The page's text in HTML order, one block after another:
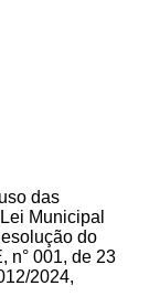
das
Municipal
do
n° 001, de 23
2024,